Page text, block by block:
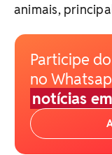
animais,
Participe
no
notícias